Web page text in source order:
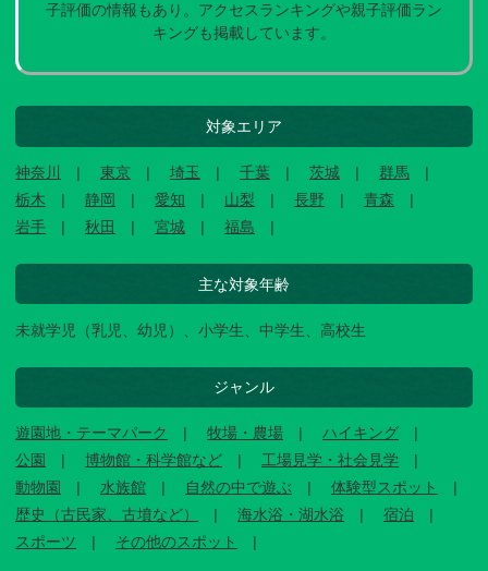
子評価の情報もあり。アクセスランキングや親子評価ラン
キングも掲載しています。
対象エリア
神奈川 東京 埼玉 千葉 茨城
群馬
栃木
静岡 愛知 山梨 長野
青森
岩手
秋田 宮城 福島
主な対象年齢
未就学児（乳児、幼児）、小学生、中学生、高校生
ジャンル
遊園地・テーマパーク 牧場・農場
ハイキング
公園
博物館・科学館など
工場見学・社会見学
動物園
水族館 自然の中で遊ぶ
体験型スポット
歴史（古民家、古墳など）
海水浴・湖水浴
宿泊
スポーツ
その他のスポット